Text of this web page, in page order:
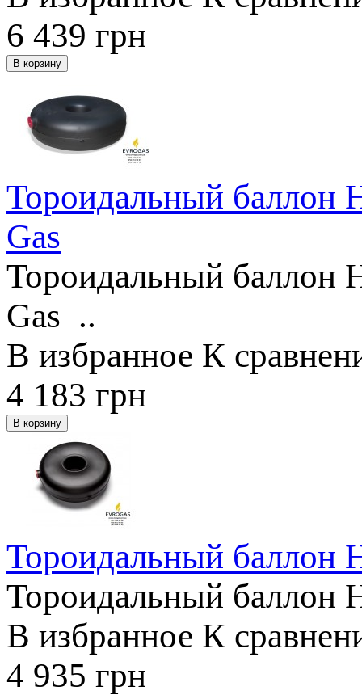
6 439 грн
Тороидальный
Gas
Тороидальный
Gas ..
В избранное К
4 183 грн
Тороидальный
Тороидальный
В избранное К
4 935 грн